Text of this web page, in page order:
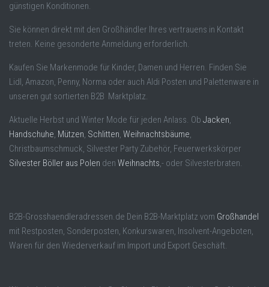
günstigen Konditionen.
Sie können direkt mit den Großhändler Ihres vertrauens in Kontakt
treten. Keine gesonderte Anmeldung erforderlich.
Kaufen Sie Markenmode für Kinder, Damen und Herren. Finden Sie
Lidl, Amazon, Penny, Norma oder auch Aldi Posten und Palettenware in
unseren gut sortierten B2B Marktplatz.
Aktuelle Herbst und Winter Mode für jeden Anlass. Ob Jacken,
Handschuhe, Mützen, Schlitten, Weihnachtsbäume,
Christbaumschmuck, Silvester Party Zubehör, Feuerwerkskörper
Silvester Böller aus Polen den Weihnachts,- oder Silvesterbraten.
B2B-Grosshaendleradressen.de Dein B2B-Marktplatz vom Großhandel
mit Restposten, Sonderposten, Konkurswaren, Insolvent-Angeboten,
Waren für den Wiederverkauf im Import und Export Geschäft.